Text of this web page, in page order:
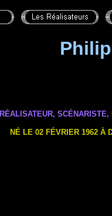
RÉALISATEUR, SCÉNARISTE,
NÉ LE 02 FÉVRIER 1962 À